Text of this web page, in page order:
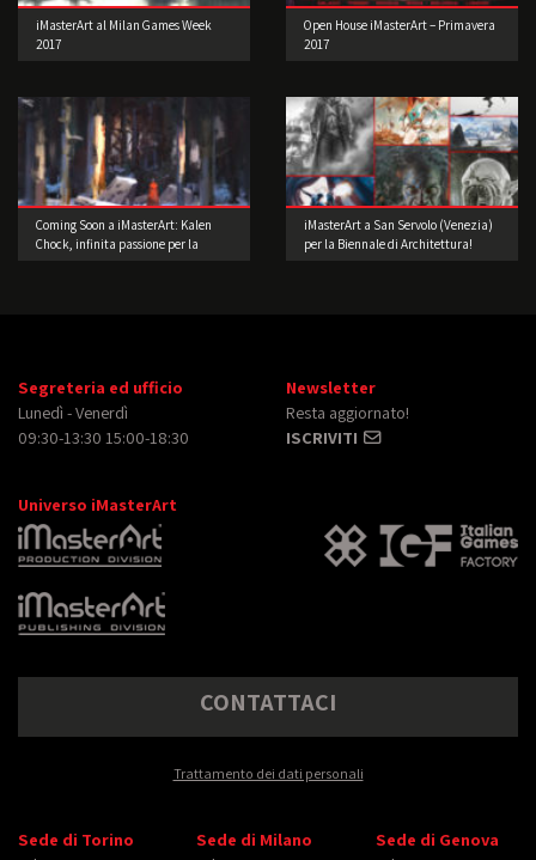
iMasterArt al Milan Games Week
2017
Open House iMasterArt – Primavera
2017
Coming Soon a iMasterArt: Kalen
Chock, infinita passione per la
iMasterArt a San Servolo (Venezia)
per la Biennale di Architettura!
Segreteria ed ufficio
Lunedì - Venerdì
09:30-13:30 15:00-18:30
Newsletter
Resta aggiornato!
ISCRIVITI
Universo iMasterArt
CONTATTACI
Trattamento dei dati personali
Sede di Torino
Sede di Milano
Sede di Genova